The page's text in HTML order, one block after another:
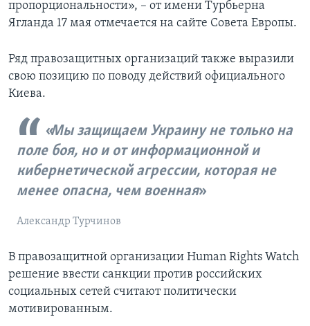
пропорциональности», – от имени Турбьерна
Ягланда 17 мая отмечается на сайте Совета Европы.
Ряд правозащитных организаций также выразили
свою позицию по поводу действий официального
Киева.
Мы защищаем Украину не только на
поле боя, но и от информационной и
кибернетической агрессии, которая не
менее опасна, чем военная
Александр Турчинов
В правозащитной организации Human Rights Watch
решение ввести санкции против российских
социальных сетей считают политически
мотивированным.